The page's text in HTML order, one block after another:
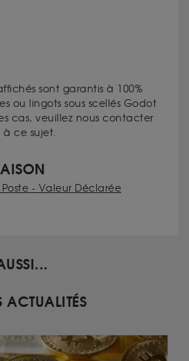
sont garantis à 100%
ou lingots sous scellés Godot
cas, veuillez nous contacter
ce sujet.
- Valeur Déclarée
ACTUALITÉS